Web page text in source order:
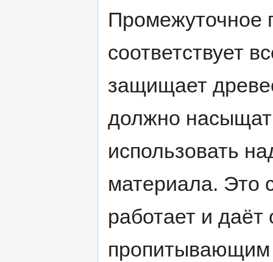
Промежуточное
соответствует
защищает
должно
использовать
материала. Это
работает и даёт
пропитывающим